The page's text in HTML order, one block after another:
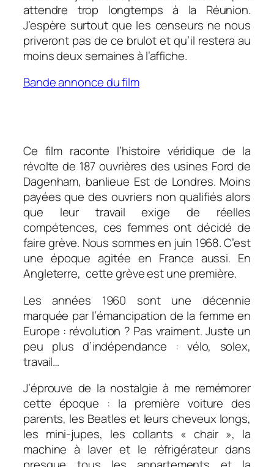
attendre trop longtemps à la Réunion.
J’espère surtout que les censeurs ne nous
priveront pas de ce brulot et qu’il restera au
moins deux semaines à l’affiche.
Bande annonce du film
Ce film raconte l’histoire véridique de la
révolte de 187 ouvrières des usines Ford de
Dagenham, banlieue Est de Londres. Moins
payées que des ouvriers non qualifiés alors
que leur travail exige de réelles
compétences, ces femmes ont décidé de
faire grève. Nous sommes en juin 1968. C’est
une époque agitée en France aussi. En
Angleterre, cette grève est une première.
Les années 1960 sont une décennie
marquée par l’émancipation de la femme en
Europe : révolution ? Pas vraiment. Juste un
peu plus d’indépendance : vélo, solex,
travail…
J’éprouve de la nostalgie à me remémorer
cette époque : la première voiture des
parents, les Beatles et leurs cheveux longs,
les mini-jupes, les collants « chair », la
machine à laver et le réfrigérateur dans